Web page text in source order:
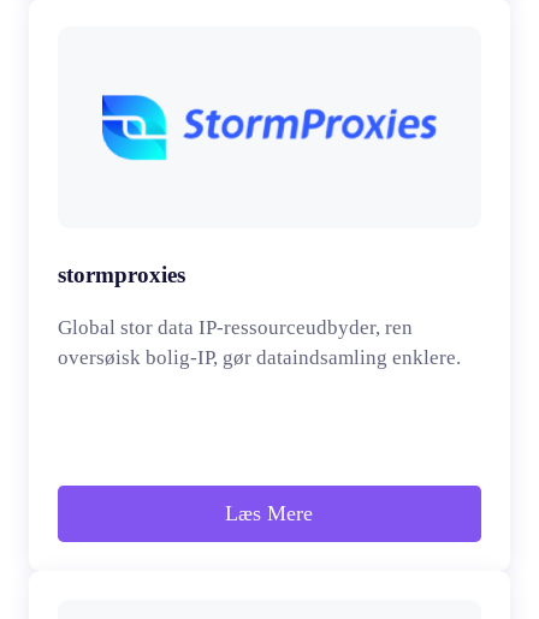
stormproxies
Global stor data IP-ressourceudbyder, ren
oversøisk bolig-IP, gør dataindsamling enklere.
Læs Mere